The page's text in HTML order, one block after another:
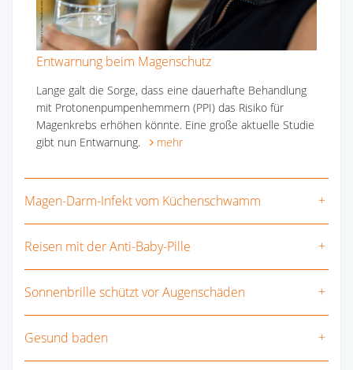
Entwarnung beim Magenschutz
Lange galt die Sorge, dass eine dauerhafte Behandlung
mit Protonenpumpenhemmern (PPI) das Risiko für
Magenkrebs erhöhen könnte. Eine große aktuelle Studie
gibt nun Entwarnung.
mehr
Magen-Darm-Infekt vom Küchenschwamm
Reisen mit der Anti-Baby-Pille
Sonnenbrille schützt vor Augenschäden
Gesund baden